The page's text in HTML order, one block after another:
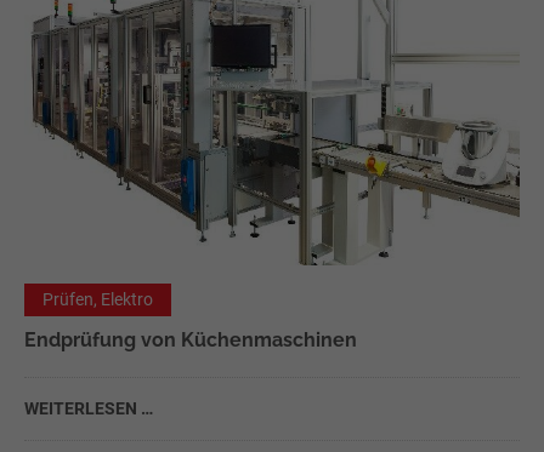
Prüfen, Elektro
Endprüfung von Küchenmaschinen
WEITERLESEN …